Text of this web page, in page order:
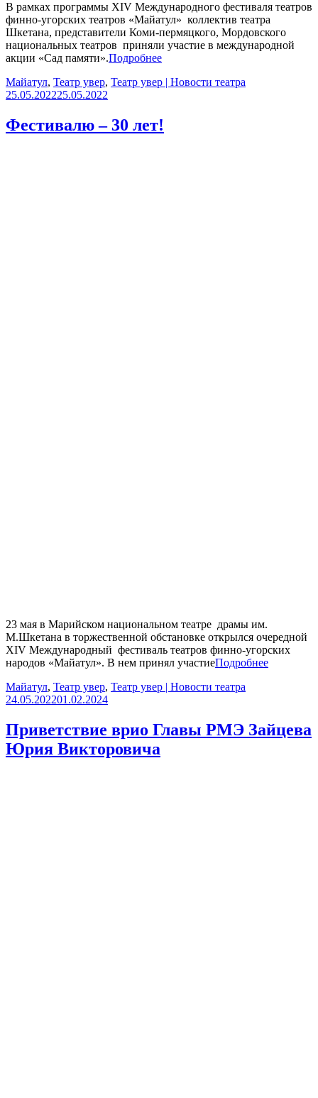
В рамках программы XIV Международного фестиваля театров
финно-угорских театров «Майатул» коллектив театра
Шкетана, представители Коми-пермяцкого, Мордовского
национальных театров приняли участие в международной
акции «Сад памяти».Подробнее
Майатул, Театр увер, Театр увер | Новости театра
25.05.202225.05.2022
Фестивалю – 30 лет!
23 мая в Марийском национальном театре драмы им.
М.Шкетана в торжественной обстановке открылся очередной
XIV Международный фестиваль театров финно-угорских
народов «Майатул». В нем принял участиеПодробнее
Майатул, Театр увер, Театр увер | Новости театра
24.05.202201.02.2024
Приветствие врио Главы РМЭ Зайцева
Юрия Викторовича